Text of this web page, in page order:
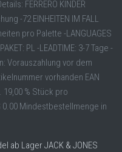
FERRERO KINDER
-72 EINHEITEN IM FALL
pro Palette -LANGUAGES
PL -LEADTIME: 3-7 Tage -
Vorauszahlung vor dem
vorhanden EAN
% Stück pro
Mindestbestellmenge in
ab Lager JACK & JONES